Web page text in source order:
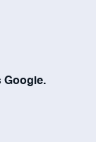
Google.